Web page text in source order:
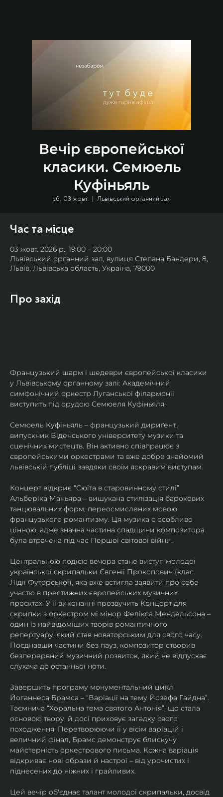
Вечір європейської
класики. Семюель
Куфіньяль
сб, 03 жовт.
  |
Львівський органний зал
Час та місце
03 жовт. 2026 р., 19:00 – 20:00
Львівський органний зал, вулиця Степана Бандери, 8,
Львів, Львівська область, Україна, 79000
Про захід
Французький шарм і шедеври європейської класики
у Львівському органному залі: Академічний
симфонічний оркестр Луганської філармонії
виступить під орудою Семюеля Куфіньяля.
Семюель Куфіньяль – французький дириґент,
випускник Віденського університету музики та
сценічних мистецтв. Він активно співпрацює з
європейськими оркестрами та вже добре знайомий
львівській публіці завдяки своїм яскравим виступам.
Концерт відкриє “Сюїта в старовинному стилі”
Альберіка Маньяра – вишукана стилізація барокових
танцювальних форм, переосмислених мовою
французького романтизму. Ця музика є особливо
цінною, адже значна частина спадщини композитора
була втрачена під час Першої світової війни.
Центральною подією вечора стане виступ молодої
української скрипальки Євгенії Прокопович (клас
Лідії Футорської), яка вже встигла заявити про себе
участю в престижних європейських музичних
проєктах. У її виконанні прозвучить Концерт для
скрипки з оркестром мі мінор Фелікса Мендельсона –
один із найвідоміших творів романтичного
репертуару, який став новаторським для свого часу.
Поєднавши частини без пауз, композитор створив
безперервний музичний розвиток, який не відпускає
слухача до останньої ноти.
Завершить програму монументальний цикл
Йоганнеса Брамса – “Варіації на тему Йозефа Гайдна”.
Таємнича “Хоральна тема святого Антонія”, що стала
основою твору, й досі приховує загадку свого
походження. Перетворюючи її у вісім варіацій і
величний фінал, Брамс демонструє блискучу
майстерність оркестрового письма. Кожна варіація
відкриває нові образи й настрої – від урочистих і
піднесених до ніжних і грайливих.
Цей вечір об'єднає талант молодої скрипальки, досвід